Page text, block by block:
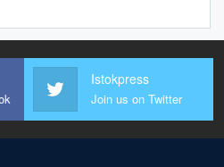
Istokpress
Join us on Twitter